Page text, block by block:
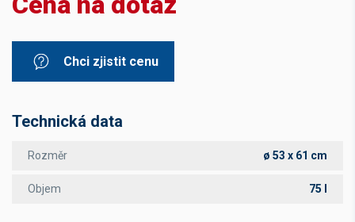
Chci zjistit cenu
Technická data
Rozměr ø 53 x 61 cm
Objem 75 l